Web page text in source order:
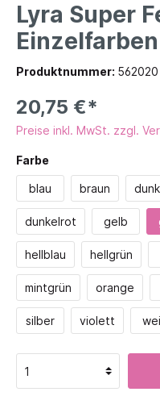
Lyra Super
Produktnummer: 562020
20,75 €*
Preise inkl. MwSt. zzgl.
Farbe
blau braun
dunkelrot gelb
hellblau hellgrün
mintgrün orange
silber violett